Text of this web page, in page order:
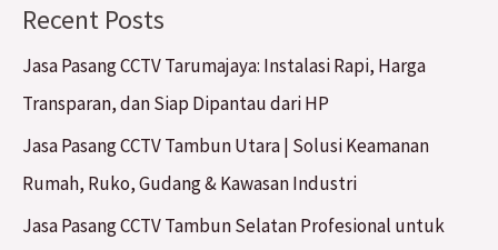
Recent Posts
Jasa Pasang CCTV Tarumajaya: Instalasi Rapi, Harga
Transparan, dan Siap Dipantau dari HP
Jasa Pasang CCTV Tambun Utara | Solusi Keamanan
Rumah, Ruko, Gudang & Kawasan Industri
Jasa Pasang CCTV Tambun Selatan Profesional untuk